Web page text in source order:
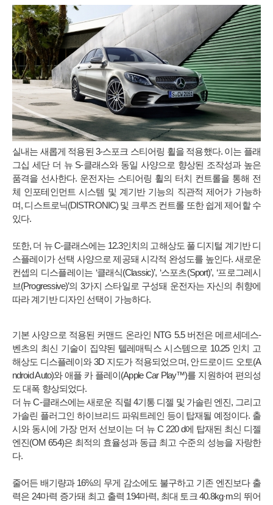
실내는 새롭게 적용된 3-스포크 스티어링 휠을 적용했다. 이는 플래
그십 세단 더 뉴 S-클래스와 동일 사양으로 향상된 조작성과 높은
품격을 선사한다. 운전자는 스티어링 휠의 터치 컨트롤을 통해 전
체 인포테인먼트 시스템 및 계기반 기능의 직관적 제어가 가능하
며, 디스트로닉(DISTRONIC) 및 크루즈 컨트롤 또한 쉽게 제어할 수
있다.
또한, 더 뉴 C-클래스에는 12.3인치의 고해상도 풀 디지털 계기반 디
스플레이가 선택 사양으로 제공돼 시각적 완성도를 높인다. 새로운
컨셉의 디스플레이는 ‘클래식(Classic)’, ‘스포츠(Sport)’, ‘프로그레시
브(Progressive)’의 3가지 스타일로 구성돼 운전자는 자신의 취향에
따라 계기반 디자인 선택이 가능하다.
기본 사양으로 적용된 커맨드 온라인 NTG 5.5 버전은 메르세데스-
벤츠의 최신 기술이 집약된 텔레매틱스 시스템으로 10.25 인치 고
해상도 디스플레이와 3D 지도가 적용되었으며, 안드로이드 오토(A
ndroid Auto)와 애플 카 플레이(Apple Car Play™)를 지원하여 편의성
도 대폭 향상되었다.
더 뉴 C-클래스에는 새로운 직렬 4기통 디젤 및 가솔린 엔진, 그리고
가솔린 플러그인 하이브리드 파워트레인 등이 탑재될 예정이다. 출
시와 동시에 가장 먼저 선보이는 더 뉴 C 220 d에 탑재된 최신 디젤
엔진(OM 654)은 최적의 효율성과 동급 최고 수준의 성능을 자랑한
다.
줄어든 배기량과 16%의 무게 감소에도 불구하고 기존 엔진보다 출
력은 24마력 증가돼 최고 출력 194마력, 최대 토크 40.8kg·m의 뛰어